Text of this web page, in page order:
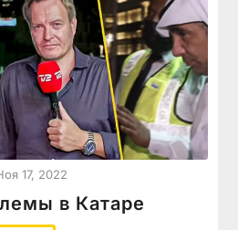
17, 2022
в Катаре